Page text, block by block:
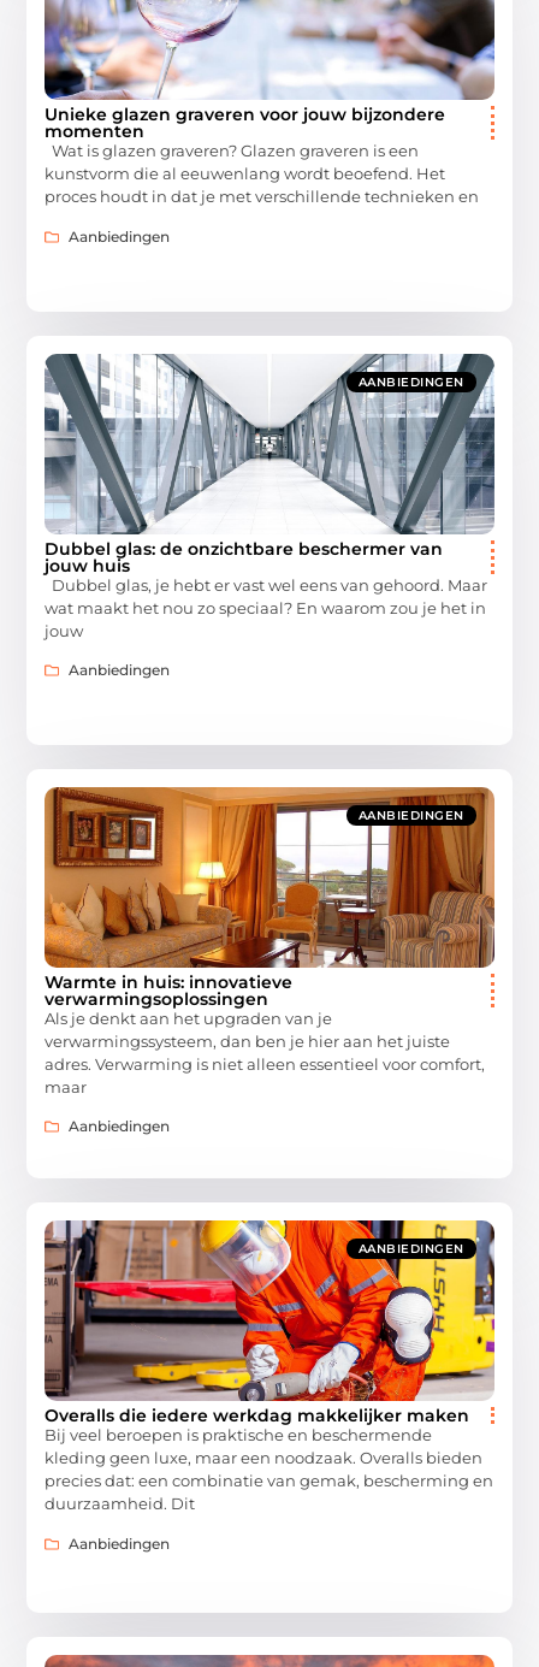
Unieke glazen graveren voor jouw bijzondere
momenten
Wat is glazen graveren? Glazen graveren is een
kunstvorm die al eeuwenlang wordt beoefend. Het
proces houdt in dat je met verschillende technieken en
Aanbiedingen
AANBIEDINGEN
Dubbel glas: de onzichtbare beschermer van
jouw huis
Dubbel glas, je hebt er vast wel eens van gehoord. Maar
wat maakt het nou zo speciaal? En waarom zou je het in
jouw
Aanbiedingen
AANBIEDINGEN
Warmte in huis: innovatieve
verwarmingsoplossingen
Als je denkt aan het upgraden van je
verwarmingssysteem, dan ben je hier aan het juiste
adres. Verwarming is niet alleen essentieel voor comfort,
maar
Aanbiedingen
AANBIEDINGEN
Overalls die iedere werkdag makkelijker maken
Bij veel beroepen is praktische en beschermende
kleding geen luxe, maar een noodzaak. Overalls bieden
precies dat: een combinatie van gemak, bescherming en
duurzaamheid. Dit
Aanbiedingen